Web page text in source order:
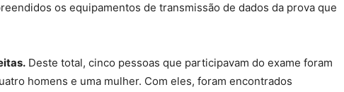
os equipamentos de transmissão de dados da prova que
Deste total, cinco pessoas que participavam do exame foram
homens e uma mulher. Com eles, foram encontrados